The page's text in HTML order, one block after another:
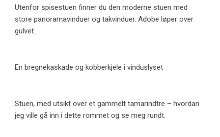
Utenfor spisestuen finner du den moderne stuen med
store panoramavinduer og takvinduer. Adobe løper over
gulvet.
En bregnekaskade og kobberkjele i vinduslyset
Stuen, med utsikt over et gammelt tamarindtre – hvordan
jeg ville gå inn i dette rommet og se meg rundt.